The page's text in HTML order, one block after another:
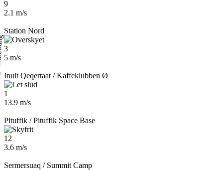
9
2.1 m/s
Station Nord
3
5 m/s
Inuit Qeqertaat / Kaffeklubben Ø
1
13.9 m/s
Pituffik / Pituffik Space Base
12
3.6 m/s
Sermersuaq / Summit Camp